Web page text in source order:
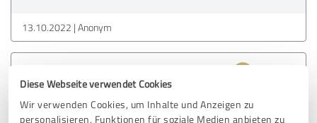
Diese Webseite verwendet Cookies
Wir verwenden Cookies, um Inhalte und Anzeigen zu
personalisieren, Funktionen für soziale Medien anbieten zu
13.10.2022 Anonym
SEHR GUT Empfehlung